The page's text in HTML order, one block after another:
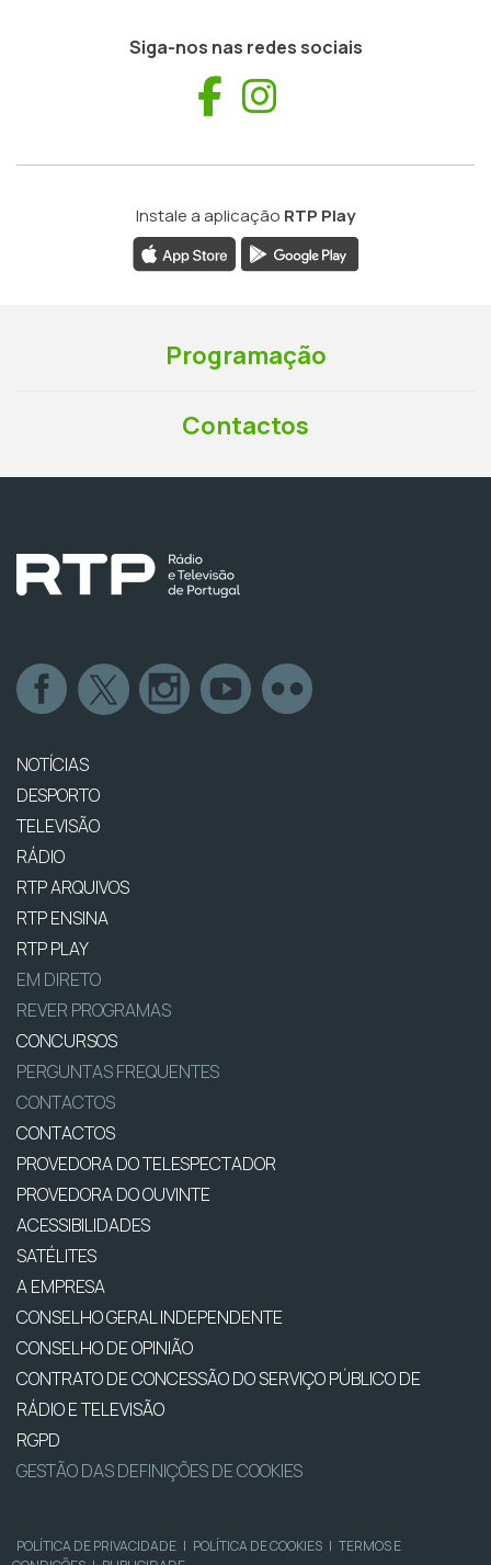
Siga-nos nas redes sociais
Facebook
Instale a aplicação RTP Play
Programação
Contactos
NOTÍCIAS
DESPORTO
TELEVISÃO
RÁDIO
RTP ARQUIVOS
RTP ENSINA
RTP PLAY
EM DIRETO
REVER PROGRAMAS
CONCURSOS
PERGUNTAS FREQUENTES
CONTACTOS
CONTACTOS
PROVEDORA DO TELESPECTADOR
PROVEDORA DO OUVINTE
ACESSIBILIDADES
SATÉLITES
A EMPRESA
CONSELHO GERAL INDEPENDENTE
CONSELHO DE OPINIÃO
CONTRATO DE CONCESSÃO DO SERVIÇO PÚBLICO DE
RÁDIO E TELEVISÃO
RGPD
GESTÃO DAS DEFINIÇÕES DE COOKIES
POLÍTICA DE PRIVACIDADE | POLÍTICA DE COOKIES | TERMOS E